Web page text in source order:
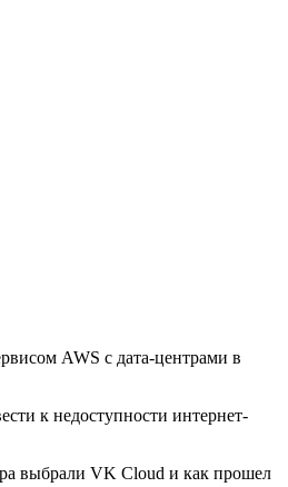
AWS с дата-центрами в
к недоступности интернет-
выбрали VK Cloud и как прошел